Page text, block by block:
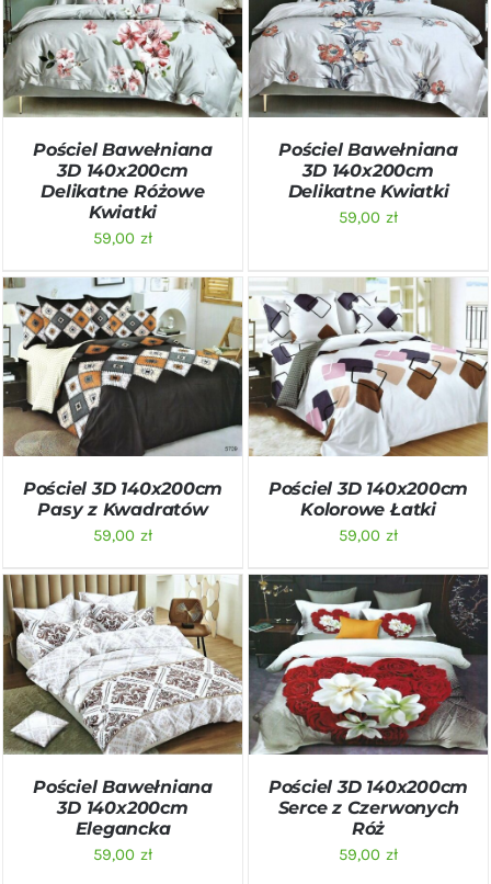
DODAJ DO KOSZYKA
/
SZCZEGÓŁY
Pościel Bawełniana
3D 140x200cm
Delikatne Różowe
Kwiatki
59,00 zł
DODAJ DO KOSZYKA
/
SZCZEGÓŁY
Pościel Bawełniana
3D 140x200cm
Delikatne Kwiatki
59,00 zł
DODAJ DO KOSZYKA
/
SZCZEGÓŁY
Pościel 3D 140x200cm
Pasy z Kwadratów
59,00 zł
DODAJ DO KOSZYKA
/
SZCZEGÓŁY
Pościel 3D 140x200cm
Kolorowe Łatki
59,00 zł
DODAJ DO KOSZYKA
/
SZCZEGÓŁY
Pościel Bawełniana
3D 140x200cm
Elegancka
59,00 zł
DODAJ DO KOSZYKA
/
SZCZEGÓŁY
Pościel 3D 140x200cm
Serce z Czerwonych
Róż
59,00 zł